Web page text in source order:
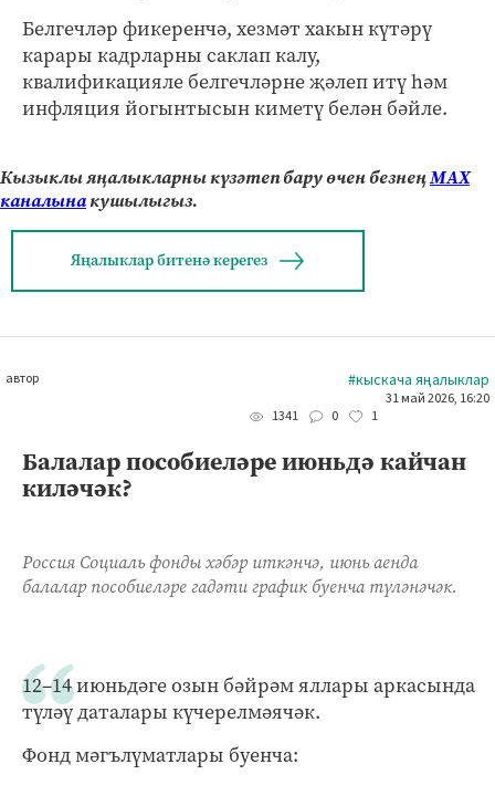
Белгечләр фикеренчә, хезмәт хакын күтәрү
карары кадрларны саклап калу,
квалификацияле белгечләрне җәлеп итү һәм
инфляция йогынтысын киметү белән бәйле.
Кызыклы яңалыкларны күзәтеп бару өчен безнеңМАХ
каналынакушылыгыз.
Яңалыклар битенә керегез
автор #кыскача яңалыклар
31 май 2026, 16:20
1341
0 1
Балалар пособиеләре июньдә кайчан
киләчәк?
Россия Социаль фонды хәбәр иткәнчә, июнь аенда
балалар пособиеләре гадәти график буенча түләнәчәк.
12–14 июньдәге озын бәйрәм яллары аркасында
түләү даталары күчерелмәячәк.
Фонд мәгълүматлары буенча: